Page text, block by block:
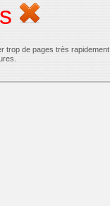
trop de pages très rapidement